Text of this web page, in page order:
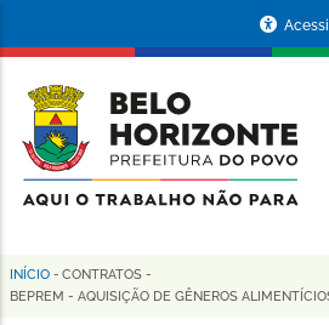
conteúdo
principal
da
Prefeitura
de
Horizonte
Trilha
INÍCIO - CONTRATOS -
BEPREM - AQUISIÇÃO DE GÊNEROS